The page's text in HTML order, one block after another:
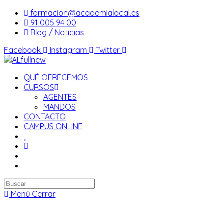
Saltar
contenido
formacion@academialocal.es
91 005 94 00
Blog / Noticias
Facebook
Instagram Twitter
QUÉ OFRECEMOS
CURSOS
AGENTES
MANDOS
CONTACTO
CAMPUS ONLINE
Buscar
enMenú Cerrar